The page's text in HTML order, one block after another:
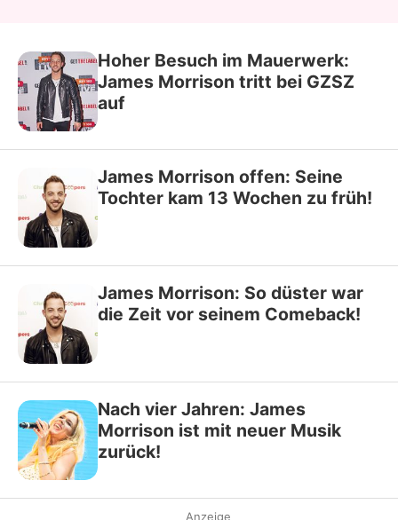
Hoher Besuch im Mauerwerk:
James Morrison tritt bei GZSZ
auf
James Morrison offen: Seine
Tochter kam 13 Wochen zu früh!
James Morrison: So düster war
die Zeit vor seinem Comeback!
Nach vier Jahren: James
Morrison ist mit neuer Musik
zurück!
Anzeige